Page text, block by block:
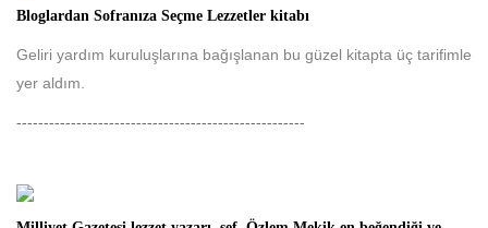
Bloglardan Sofranıza Seçme Lezzetler kitabı
Geliri yardım kuruluşlarına bağışlanan bu güzel kitapta üç tarifimle
yer aldım.
-----------------------------------------------------